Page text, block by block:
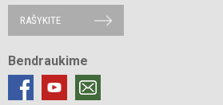
RAŠYKITE
Bendraukime